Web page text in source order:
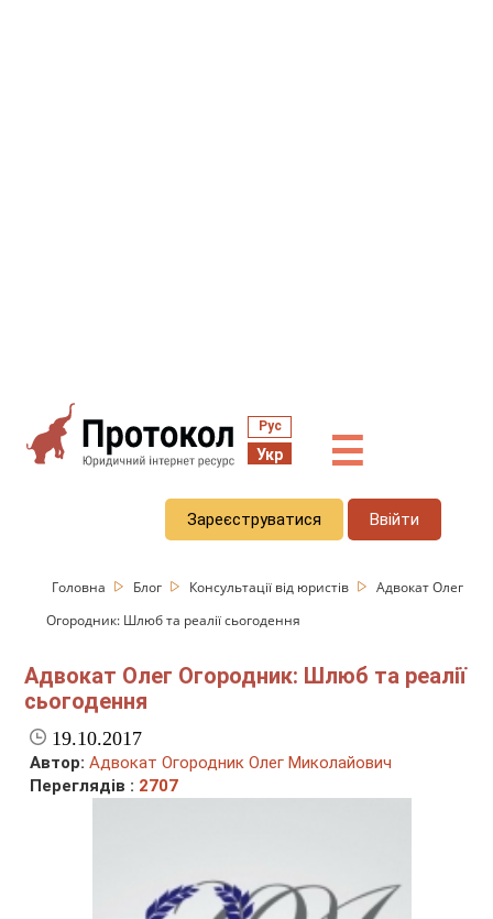
Рус
Укр ☰
Зареєструватися Ввійти
Головна Блог Консультації від юристів
Адвокат Олег
Огородник: Шлюб та реалії сьогодення
Адвокат Олег Огородник: Шлюб та реалії
сьогодення
19.10.2017
Автор: Адвокат Огородник Олег Миколайович
Переглядів : 2707